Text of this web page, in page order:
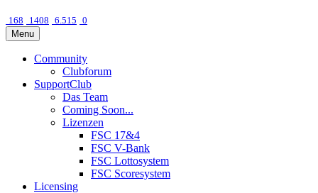
168 1408 6.515 0
Menu
Community
Clubforum
SupportClub
Das Team
Coming Soon...
Lizenzen
FSC 17&4
FSC V-Bank
FSC Lottosystem
FSC Scoresystem
Licensing